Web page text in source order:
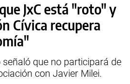
JxC está "roto" y
Cívica recupera
señaló que no participará de
con Javier Milei.